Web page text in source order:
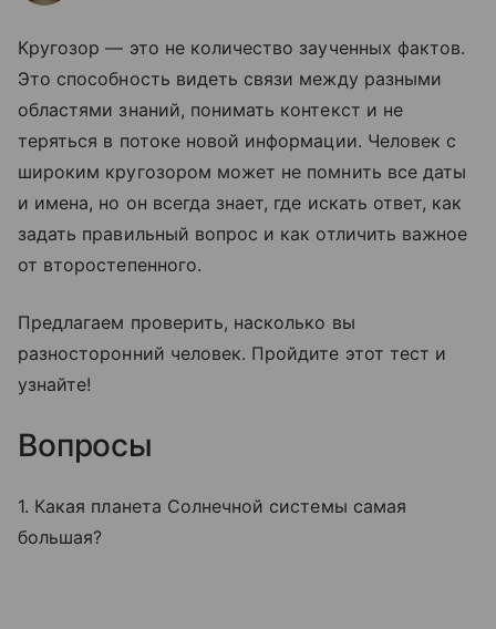
Кругозор — это не количество заученных фактов.
Это способность видеть связи между разными
областями знаний, понимать контекст и не
теряться в потоке новой информации. Человек с
широким кругозором может не помнить все даты
и имена, но он всегда знает, где искать ответ, как
задать правильный вопрос и как отличить важное
от второстепенного.
Предлагаем проверить, насколько вы
разносторонний человек. Пройдите этот тест и
узнайте!
Вопросы
1. Какая планета Солнечной системы самая
большая?